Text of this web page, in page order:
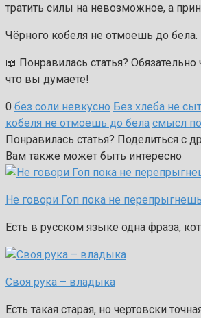
тратить силы на невозможное, а
Чёрного кобеля не отмоешь до бела.
📖 Понравилась статья?
что вы думаете!
0 без соли невкусно Без хлеба не
кобеля не отмоешь до бела смысл
Понравилась статья? Поделиться с
Вам также может быть интересно
Не говори Гоп пока не перепрыгнешь
Есть в русском языке одна фраза,
Своя рука – владыка
Есть такая старая, но чертовски